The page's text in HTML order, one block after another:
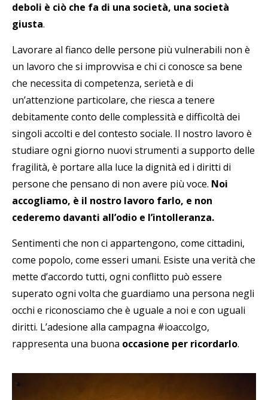
deboli è ciò che fa di una società, una società
giusta.
Lavorare al fianco delle persone più vulnerabili non è
un lavoro che si improvvisa e chi ci conosce sa bene
che necessita di competenza, serietà e di
un’attenzione particolare, che riesca a tenere
debitamente conto delle complessità e difficoltà dei
singoli accolti e del contesto sociale. Il nostro lavoro è
studiare ogni giorno nuovi strumenti a supporto delle
fragilità, è portare alla luce la dignità ed i diritti di
persone che pensano di non avere più voce. Noi
accogliamo, è il nostro lavoro farlo, e non
cederemo davanti all’odio e l’intolleranza.
Sentimenti che non ci appartengono, come cittadini,
come popolo, come esseri umani. Esiste una verità che
mette d’accordo tutti, ogni conflitto può essere
superato ogni volta che guardiamo una persona negli
occhi e riconosciamo che è uguale a noi e con uguali
diritti. L’adesione alla campagna #ioaccolgo,
rappresenta una buona occasione per ricordarlo.